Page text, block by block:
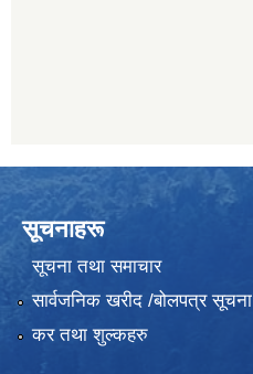
सूचनाहरू
सूचना तथा समाचार
सार्वजनिक खरीद /बोलपत्र सूचना
कर तथा शुल्कहरु